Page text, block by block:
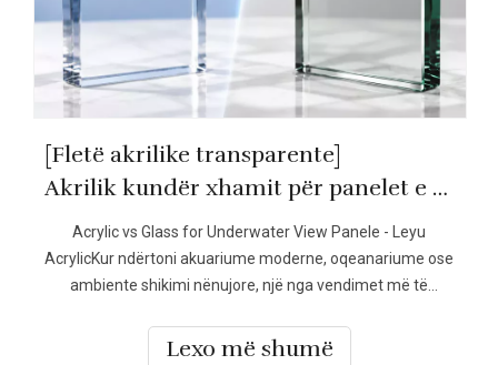
[Fletë akrilike transparente]
Akrilik kundër xhamit për panelet e shikimit nënujor
Acrylic vs Glass for Underwater View Panele - Leyu
AcrylicKur ndërtoni akuariume moderne, oqeanariume ose
ambiente shikimi nënujore, një nga vendimet më të
panelet e shikimit. Debati i paneleve Akrilik vs Xhami për
Lexo më shumë